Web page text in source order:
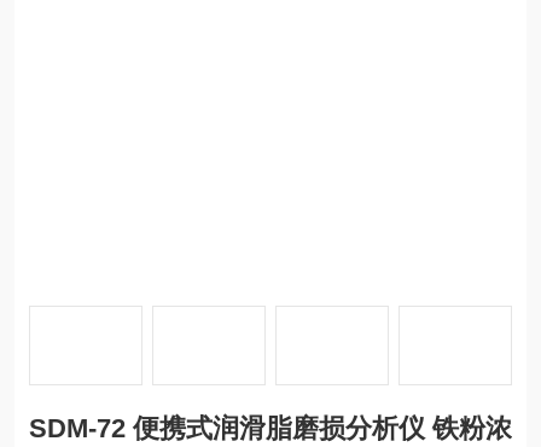
SDM-72 便携式润滑脂磨损分析仪 铁粉浓